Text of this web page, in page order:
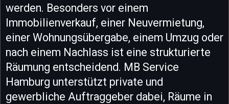
werden. Besonders vor einem
Immobilienverkauf, einer Neuvermietung,
einer Wohnungsübergabe, einem Umzug oder
nach einem Nachlass ist eine strukturierte
Räumung entscheidend. MB Service
Hamburg unterstützt private und
gewerbliche Auftraggeber dabei, Räume in